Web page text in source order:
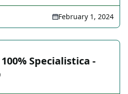
February 1, 2024
Specialistica -